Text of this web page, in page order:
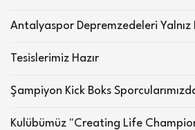
Antalyaspor Depremzedeleri Yalnız
Tesislerimiz Hazır
Şampiyon Kick Boks
Kulübümüz "Creating Life